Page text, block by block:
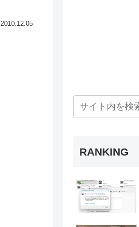
2010.12.05
RANKING